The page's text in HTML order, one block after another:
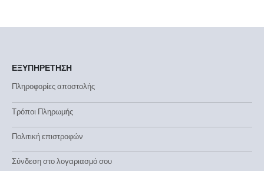
ΕΞΥΠΗΡΕΤΗΣΗ
Πληροφορίες αποστολής
Τρόποι Πληρωμής
Πολιτική επιστροφών
Σύνδεση στο λογαριασμό σου